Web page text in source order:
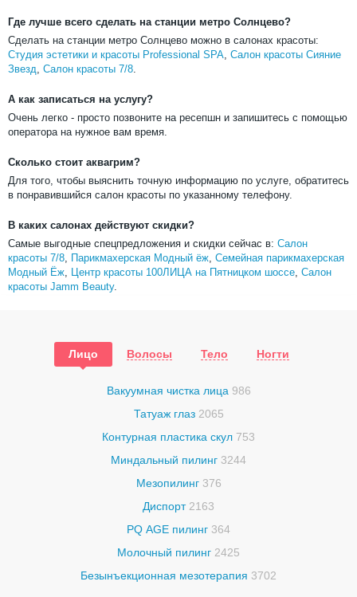
Где лучше всего сделать на станции метро Солнцево?
Сделать на станции метро Солнцево можно в салонах красоты:
Студия эстетики и красоты Professional SPA, Салон красоты Сияние
Звезд, Салон красоты 7/8.
А как записаться на услугу?
Очень легко - просто позвоните на ресепшн и запишитесь с помощью
оператора на нужное вам время.
Сколько стоит аквагрим?
Для того, чтобы выяснить точную информацию по услуге, обратитесь
в понравившийся салон красоты по указанному телефону.
В каких салонах действуют скидки?
Самые выгодные спецпредложения и скидки сейчас в: Салон
красоты 7/8, Парикмахерская Модный ёж, Семейная парикмахерская
Модный Ёж, Центр красоты 100ЛИЦА на Пятницком шоссе, Салон
красоты Jamm Beauty.
Лицо Волосы Тело Ногти
Вакуумная чистка лица 986
Татуаж глаз 2065
Контурная пластика скул 753
Миндальный пилинг 3244
Мезопилинг 376
Диспорт 2163
PQ AGE пилинг 364
Молочный пилинг 2425
Безынъекционная мезотерапия 3702